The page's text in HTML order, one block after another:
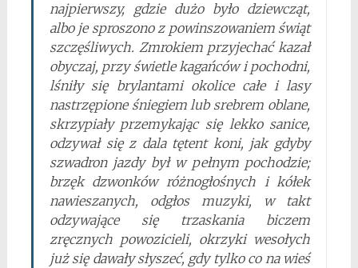
najpierwszy, gdzie dużo było dziewcząt,
albo je sproszono z powinszowaniem świąt
szczęśliwych. Zmrokiem przyjechać kazał
obyczaj, przy świetle kagańców i pochodni,
lśniły się brylantami okolice całe i lasy
nastrzępione śniegiem lub srebrem oblane,
skrzypiały przemykając się lekko sanice,
odzywał się z dala tętent koni, jak gdyby
szwadron jazdy był w pełnym pochodzie;
brzęk dzwonków różnogłośnych i kółek
nawieszanych, odgłos muzyki, w takt
odzywające się trzaskania biczem
zręcznych powozicieli, okrzyki wesołych
już się dawały słyszeć, gdy tylko co na wieś